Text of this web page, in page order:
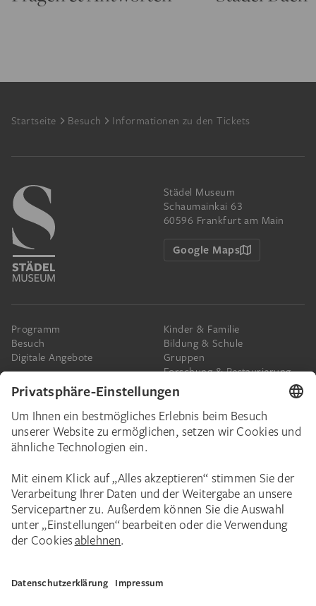
Footer
Startseite Besuch Informationen zu den Tickets
Städel Museum
Schaumainkai 63
60596 Frankfurt am Main
Google Maps
Programm
Besuch
Digitale Angebote
Kinder & Familie
Bildung & Schule
Gruppen
Forschung & Restaurierung
Presse
Das Städel
Spenden
Schenkungen & Nachlass
Corporate Events
Städelverein
Karriere
Städel Stories
Newsletter